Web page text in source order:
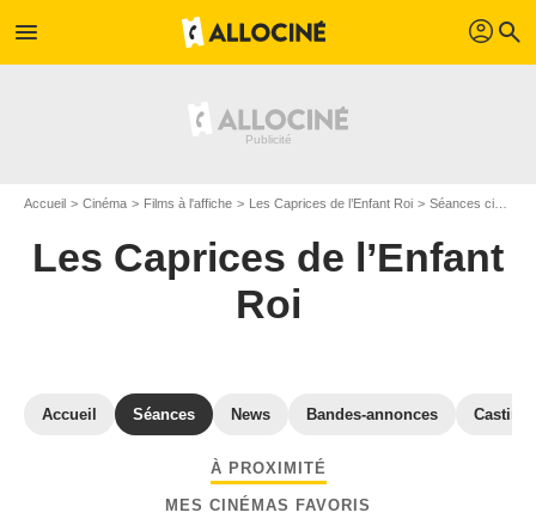
menu profil search
Accueil Cinéma Films à l'affiche Les Caprices de l’Enfant Roi Séances cinéma Les Caprices de l’Enfant Roi
Les Caprices de l’Enfant
Roi
Accueil Séances News Bandes-annonces Casting
À PROXIMITÉ
MES CINÉMAS FAVORIS